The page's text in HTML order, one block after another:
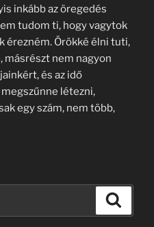
inkább az öregedés
tudom ti, hogy vagytok
érezném. Örökké élni tuti,
másrészt nem nagyon
és az idő
létezni,
egy szám, nem több,